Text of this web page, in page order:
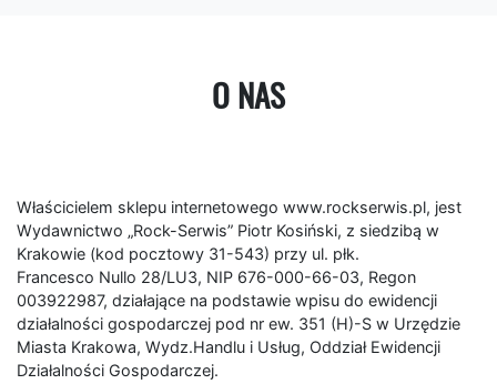
O NAS
Właścicielem sklepu internetowego www.rockserwis.pl, jest
Wydawnictwo „Rock-Serwis” Piotr Kosiński, z siedzibą w
Krakowie (kod pocztowy 31-543) przy ul. płk.
Francesco Nullo 28/LU3, NIP 676-000-66-03, Regon
003922987, działające na podstawie wpisu do ewidencji
działalności gospodarczej pod nr ew. 351 (H)-S w Urzędzie
Miasta Krakowa, Wydz.Handlu i Usług, Oddział Ewidencji
Działalności Gospodarczej.